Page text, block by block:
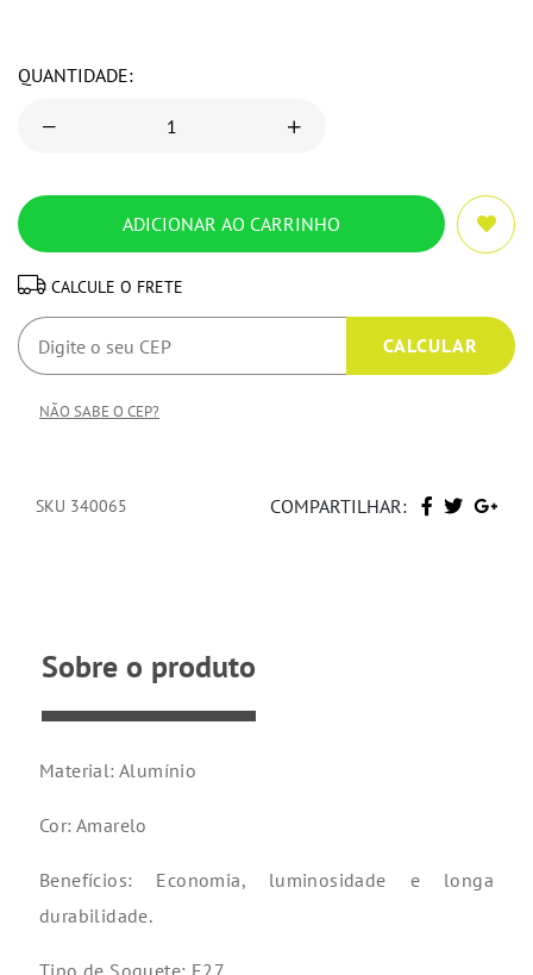
QUANTIDADE:
CALCULE O FRETE
NÃO SABE O CEP?
SKU 340065 COMPARTILHAR:
Sobre o produto
Material: Alumínio
Cor: Amarelo
Benefícios: Economia, luminosidade e longa
durabilidade.